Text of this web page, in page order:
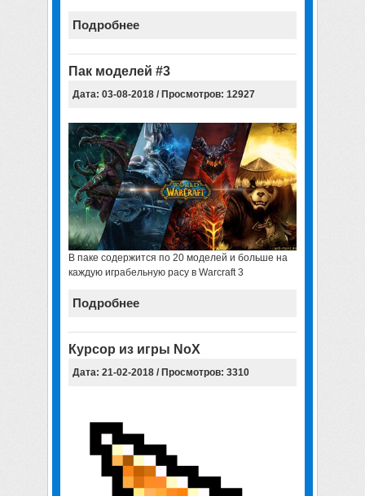
Подробнее
Пак моделей #3
Дата: 03-08-2018 / Просмотров: 12927
В паке содержится по 20 моделей и больше на
каждую играбельную расу в Warcraft 3
Подробнее
Курсор из игры NoX
Дата: 21-02-2018 / Просмотров: 3310